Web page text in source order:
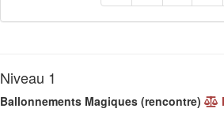
Niveau 1
Ballonnements Magiques (rencontre)